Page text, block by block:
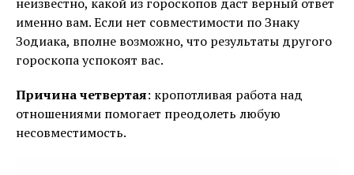
именно вам. Если нет совместимости по Знаку
Зодиака, вполне возможно, что результаты другого
гороскопа успокоят вас.
Причина четвертая: кропотливая работа над
отношениями помогает преодолеть любую
несовместимость.